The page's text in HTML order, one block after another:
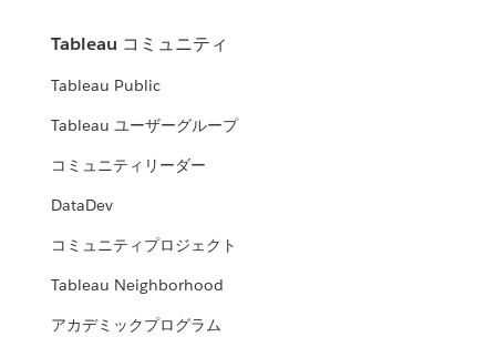
Tableau コミュニティ
Tableau Public
Tableau ユーザーグループ
コミュニティリーダー
DataDev
コミュニティプロジェクト
Tableau Neighborhood
アカデミックプログラム